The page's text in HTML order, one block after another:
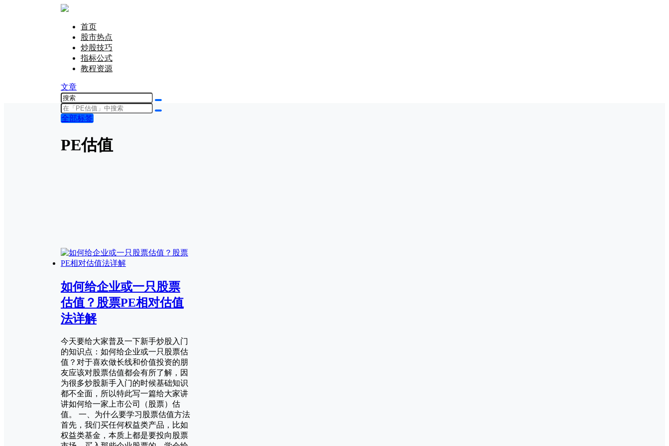
首页
股市热点
炒股技巧
指标公式
教程资源
文章
全部标签
PE估值
如何给企业或一只股票
估值？股票PE相对估值
法详解
今天要给大家普及一下新手炒股入门
的知识点：如何给企业或一只股票估
值？对于喜欢做长线和价值投资的朋
友应该对股票估值都会有所了解，因
为很多炒股新手入门的时候基础知识
都不全面，所以特此写一篇给大家讲
讲如何给一家上市公司（股票）估
值。 一、为什么要学习股票估值方法
首先，我们买任何权益类产品，比如
权益类基金，本质上都是要投向股票